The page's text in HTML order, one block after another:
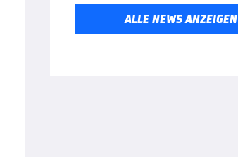
ALLE NEWS ANZEIGEN